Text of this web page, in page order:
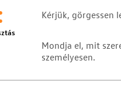
Kérjük, görgessen
Mondja el, mit
személyesen.